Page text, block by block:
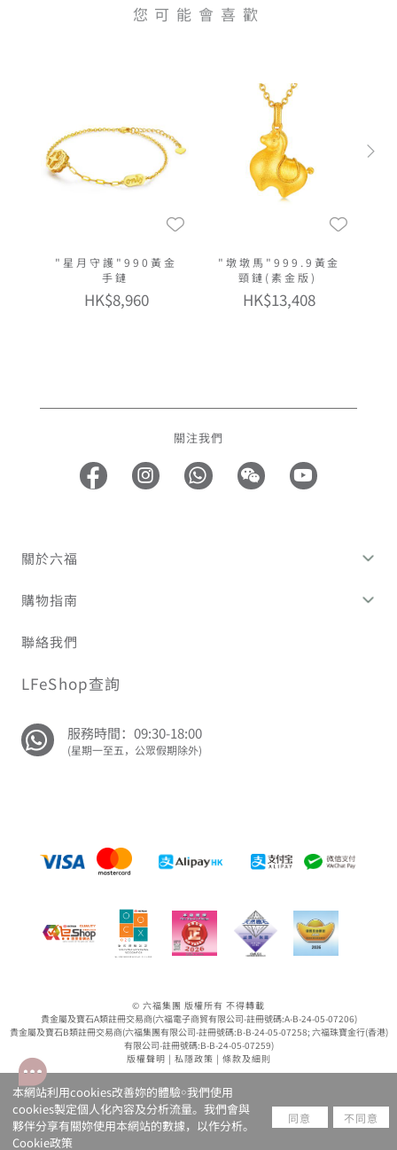
您可能會喜歡
"星月守護"990黃金
手鏈
HK$8,960
"墩墩馬"999.9黃金
頸鏈(素金版)
HK$13,408
關注我們
關於六福
購物指南
聯絡我們
LFeShop查詢
服務時間：09:30-18:00
(星期一至五，公眾假期除外)
© 六福集團 版權所有 不得轉載
貴金屬及寶石A類註冊交易商(六福電子商貿有限公司-註冊號碼:A-B-24-05-07206)
貴金屬及寶石B類註冊交易商(六福集團有限公司-註冊號碼:B-B-24-05-07258; 六福珠寶金行(香港)
有限公司-註冊號碼:B-B-24-05-07259)
版權聲明 | 私隱政策 | 條款及細則
本網站利用cookies改善妳的體驗￮我們使用
cookies製定個人化內容及分析流量。我們會與
夥伴分享有關妳使用本網站的數據，以作分析。
Cookie政策
同意 不同意